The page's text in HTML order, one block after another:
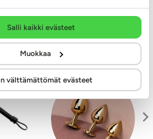
Salli kaikki evästeet
Muokkaa
välttämättömät evästeet
7.99 €
tuoteryhmät